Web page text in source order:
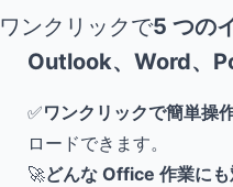
ワンクリックで5 つの
Outlook、Word、
✅ワンクリックで簡単操
ロードできます。
🚀どんな Office 作業に